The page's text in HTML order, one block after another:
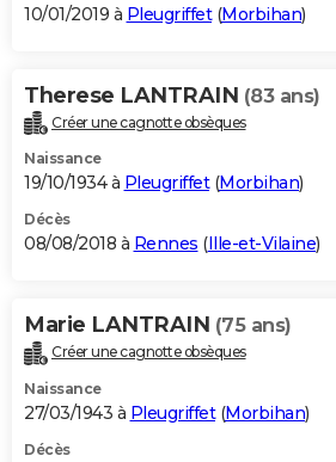
10/01/2019 à Pleugriffet(Morbihan)
Therese LANTRAIN (83 ans)
Créer une cagnotte obsèques
Naissance
19/10/1934 à Pleugriffet(Morbihan)
Décès
08/08/2018 à Rennes (Ille-et-Vilaine)
Marie LANTRAIN (75 ans)
Créer une cagnotte obsèques
Naissance
27/03/1943 à Pleugriffet(Morbihan)
Décès